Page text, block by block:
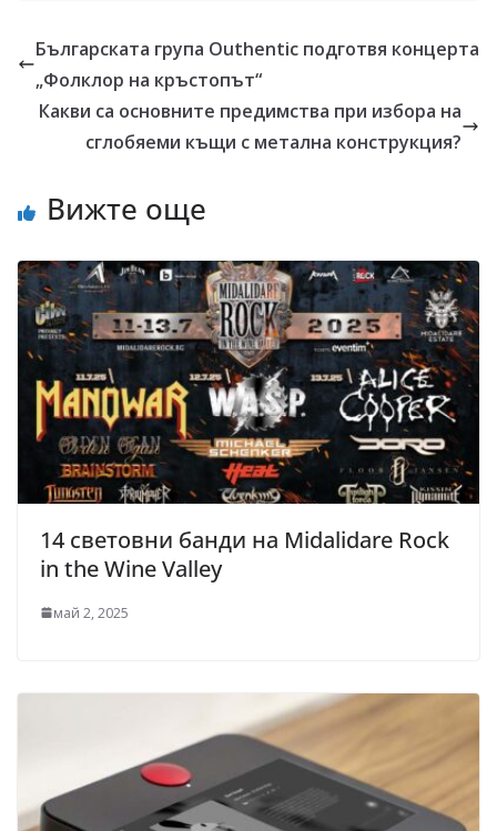
Българската група Outhentic подготвя концерта
„Фолклор на кръстопът“
Какви са основните предимства при избора на
сглобяеми къщи с метална конструкция?
Вижте още
14 световни банди на Midalidare Rock
in the Wine Valley
май 2, 2025